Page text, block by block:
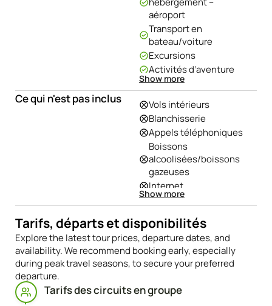
aéroport
Transport en
bateau/voiture
Excursions
Activités d’aventure
Atelier sur le cacao
Lodge
1 nuit à l’hôtel
1 nuit en camping
Petit-déjeuner x 4,
déjeuner x 4, dîner x 4
Guide bilingue
Bottes en caoutchouc
Show more
Ce qui n'est pas inclus
Vols intérieurs
Blanchisserie
Appels téléphoniques
Boissons
alcoolisées/boissons
gazeuses
Internet
Frais d’entrée à la
(60,00 $ par passager)
Show more
Tarifs, départs et disponibilités
Explore the latest tour prices, departure dates, and
availability. We recommend booking early, especially
during peak travel seasons, to secure your preferred
departure.
Tarifs des circuits en groupe